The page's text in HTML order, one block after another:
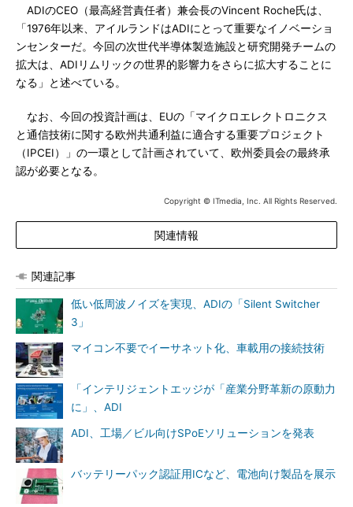
ADIのCEO（最高経営責任者）兼会長のVincent Roche氏は、
「1976年以来、アイルランドはADIにとって重要なイノベーショ
ンセンターだ。今回の次世代半導体製造施設と研究開発チームの
拡大は、ADIリムリックの世界的影響力をさらに拡大することに
なる」と述べている。
なお、今回の投資計画は、EUの「マイクロエレクトロニクス
と通信技術に関する欧州共通利益に適合する重要プロジェクト
（IPCEI）」の一環として計画されていて、欧州委員会の最終承
認が必要となる。
Copyright © ITmedia, Inc. All Rights Reserved.
関連情報
関連記事
低い低周波ノイズを実現、ADIの「Silent Switcher
3」
マイコン不要でイーサネット化、車載用の接続技術
「インテリジェントエッジが「産業分野革新の原動力
に」、ADI
ADI、工場／ビル向けSPoEソリューションを発表
バッテリーパック認証用ICなど、電池向け製品を展示